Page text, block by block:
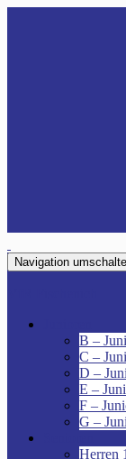
Navigation
B –
C –
D –
E –
F –
G –
Herren 1